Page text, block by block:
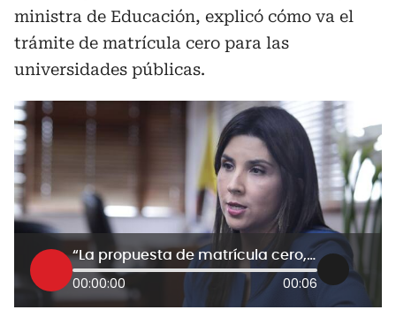
ministra de Educación, explicó cómo va el
trámite de matrícula cero para las
universidades públicas.
“La propuesta de matrícula cero, por parte del gobierno, sigue en pie”:MinEducación
00:00:00 00:06